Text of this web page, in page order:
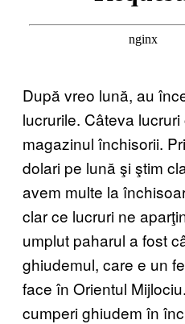
După vreo lună, au
lucrurile. Câteva
magazinul închisorii.
dolari pe lună şi ştim
avem multe la
clar ce lucruri ne
umplut paharul a fost
ghiudemul, care e un
face în Orientul
cumperi ghiudem în